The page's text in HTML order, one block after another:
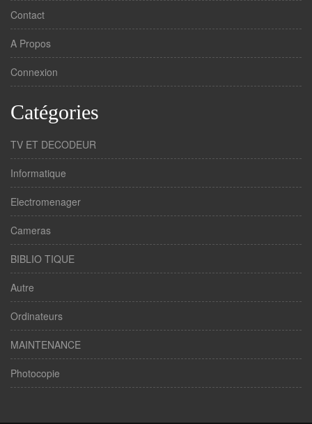
Contact
A Propos
Connexion
Catégories
TV ET DECODEUR
Informatique
Electromenager
Cameras
BIBLIO TIQUE
Autre
Ordinateurs
MAINTENANCE
Photocopie